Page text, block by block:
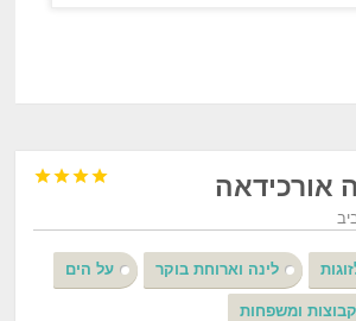
אורכידאה 



לינה וארוחת בוקר על הים
קבוצות ומשפחות